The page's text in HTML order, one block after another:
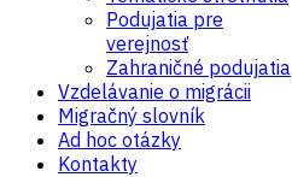
Podujatia pre
verejnosť
Zahraničné podujatia
Vzdelávanie o migrácii
Migračný slovník
Ad hoc otázky
Kontakty